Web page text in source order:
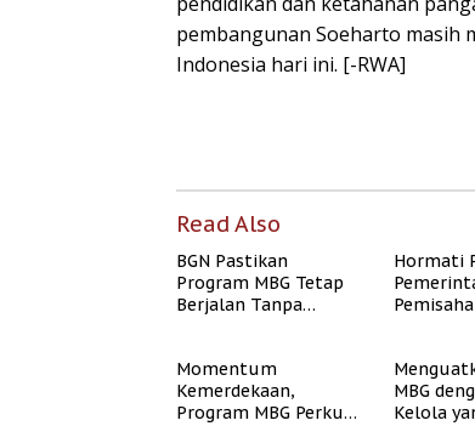
pembangunan Soeharto masih
Indonesia hari ini. [-RWA]
Read Also
BGN Pastikan
Program MBG Tetap
Berjalan Tanpa
Hormati
Momentum
Kemerdekaan,
Program MBG Perkuat
MBG
Kelola